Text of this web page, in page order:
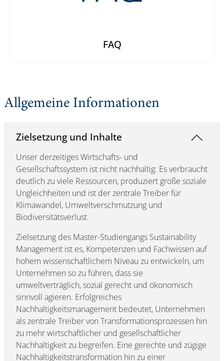
FAQ
Allgemeine Informationen
Zielsetzung und Inhalte
Unser derzeitiges Wirtschafts- und
Gesellschaftssystem ist nicht nachhaltig: Es verbraucht
deutlich zu viele Ressourcen, produziert große soziale
Ungleichheiten und ist der zentrale Treiber für
Klimawandel, Umweltverschmutzung und
Biodiversitätsverlust.
Zielsetzung des Master-Studiengangs Sustainability
Management ist es, Kompetenzen und Fachwissen auf
hohem wissenschaftlichem Niveau zu entwickeln, um
Unternehmen so zu führen, dass sie
umweltverträglich, sozial gerecht und ökonomisch
sinnvoll agieren. Erfolgreiches
Nachhaltigkeitsmanagement bedeutet, Unternehmen
als zentrale Treiber von Transformationsprozessen hin
zu mehr wirtschaftlicher und gesellschaftlicher
Nachhaltigkeit zu begreifen. Eine gerechte und zügige
Nachhaltigkeitstransformation hin zu einer